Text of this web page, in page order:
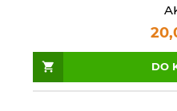
DO